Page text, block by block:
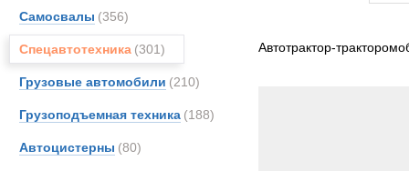
Самосвалы (356)
Спецавтотехника (301)
Грузовые автомобили (210)
Грузоподъемная техника (188)
Автоцистерны (80)
Автотрактор-